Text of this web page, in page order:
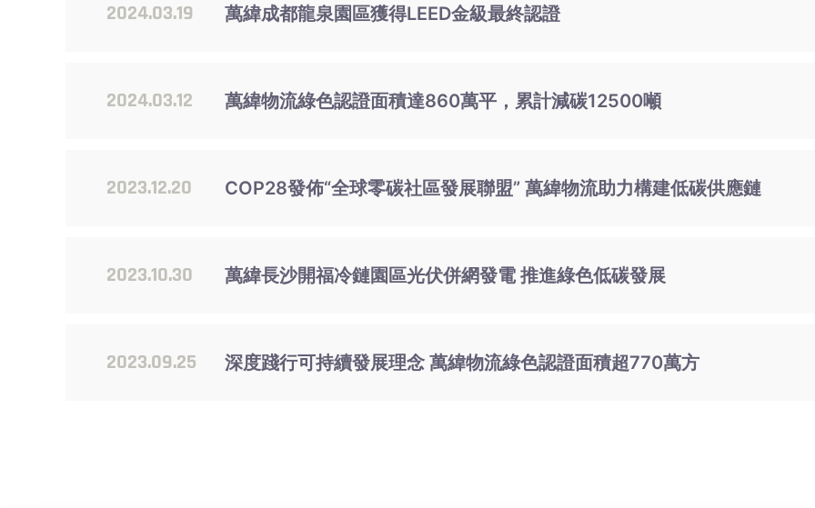
2024.03.19 萬緯成都龍泉園區獲得LEED金級最終認證
2024.03.12 萬緯物流綠色認證面積達860萬平，累計減碳12500噸
2023.12.20 COP28發佈“全球零碳社區發展聯盟” 萬緯物流助力構建低碳供應鏈
2023.10.30 萬緯長沙開福冷鏈園區光伏併網發電 推進綠色低碳發展
2023.09.25 深度踐行可持續發展理念 萬緯物流綠色認證面積超770萬方